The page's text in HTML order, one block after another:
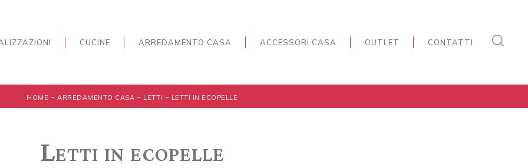
CUCINE ARREDAMENTO CASA ACCESSORI CASA OUTLET CONTATTI
HOME - ARREDAMENTO CASA - LETTI - LETTI IN ECOPELLE
Letti in ecopelle